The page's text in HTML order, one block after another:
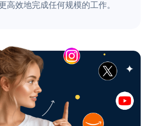
高效地完成任何规模的工作。